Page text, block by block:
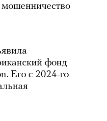
фонд
Его с 2024-го